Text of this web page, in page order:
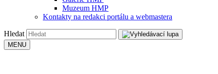
Muzeum HMP
Kontakty na redakci portálu a webmastera
Hledat
MENU